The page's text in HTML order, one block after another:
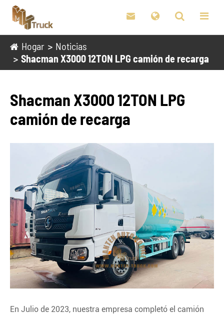

Hogar
Noticias
Shacman X3000 12TON LPG camión de recarga
Shacman X3000 12TON LPG
camión de recarga
En Julio de 2023, nuestra empresa completó el camión